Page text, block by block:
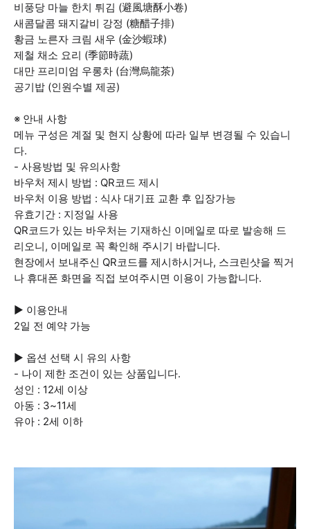
비풍당 마늘 한치 튀김 (避風塘酥小卷)
새콤달콤 돼지갈비 강정 (糖醋子排)
황금 노른자 크림 새우 (金沙蝦球)
제철 채소 요리 (季節時蔬)
대만 프리미엄 우롱차 (台灣烏龍茶)
공기밥 (인원수별 제공)
※ 안내 사항
메뉴 구성은 계절 및 현지 상황에 따라 일부 변경될 수 있습니
다.
- 사용방법 및 유의사항
바우처 제시 방법 : QR코드 제시
바우처 이용 방법 : 식사 대기표 교환 후 입장가능
유효기간 : 지정일 사용
QR코드가 있는 바우처는 기재하신 이메일로 따로 발송해 드
리오니, 이메일로 꼭 확인해 주시기 바랍니다.
현장에서 보내주신 QR코드를 제시하시거나, 스크린샷을 찍거
나 휴대폰 화면을 직접 보여주시면 이용이 가능합니다.
▶ 이용안내
2일 전 예약 가능
▶ 옵션 선택 시 유의 사항
- 나이 제한 조건이 있는 상품입니다.
성인 : 12세 이상
아동 : 3~11세
유아 : 2세 이하